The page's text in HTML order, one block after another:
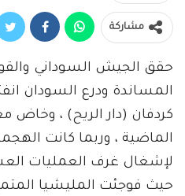
مشاركة
حقق الجيش السوداني
المساندة ودرع السودان
كردفان (دار الريح) ، وخاض
الماضية ، وربما كانت
لإشغال غرف العمليات
حيث فوجئت المليشيا